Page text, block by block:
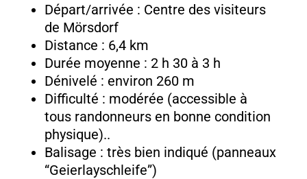
Départ/arrivée : Centre des visiteurs
de Mörsdorf
Distance : 6,4 km
Durée moyenne : 2 h 30 à 3 h
Dénivelé : environ 260 m
Difficulté : modérée (accessible à
tous randonneurs en bonne condition
physique)..
Balisage : très bien indiqué (panneaux
“Geierlayschleife”)